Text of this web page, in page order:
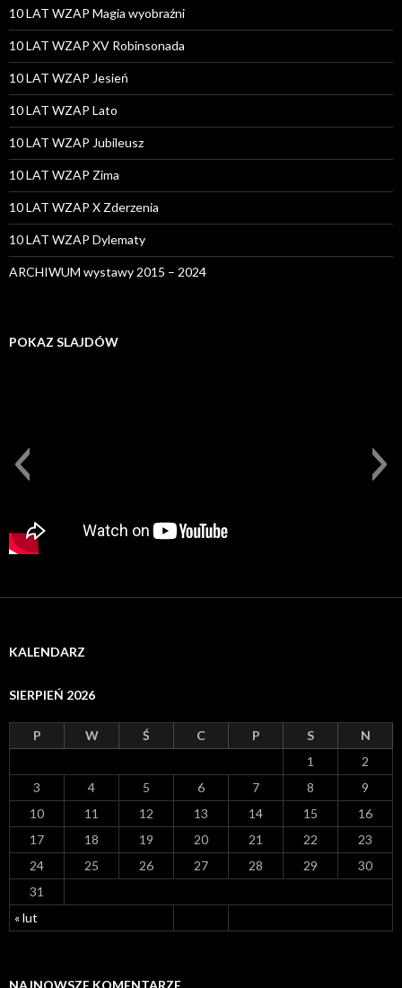
10 LAT WZAP Magia wyobraźni
10 LAT WZAP XV Robinsonada
10 LAT WZAP Jesień
10 LAT WZAP Lato
10 LAT WZAP Jubileusz
10 LAT WZAP Zima
10 LAT WZAP X Zderzenia
10 LAT WZAP Dylematy
ARCHIWUM wystawy 2015 – 2024
POKAZ SLAJDÓW
KALENDARZ
SIERPIEŃ 2026
P W Ś C P S N
« lut
1
2
3
4 5 6 7 8
9
10
11 12 13 14 15
16
17
18 19 20 21 22
23
24
25 26 27 28 29
30
31